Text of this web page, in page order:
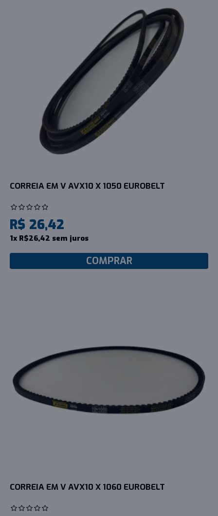
CORREIA EM V AVX10 X 1050 EUROBELT
R$ 26,42
1x R$26,42 sem juros
COMPRAR
CORREIA EM V AVX10 X 1060 EUROBELT